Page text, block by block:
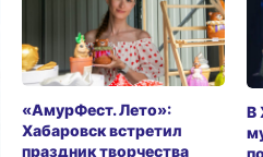
«АмурФест. Лето»:
Хабаровск встретил
праздник творчества
В